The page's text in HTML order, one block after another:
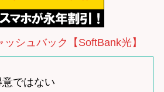
シュバック【SoftBank光】
ではない